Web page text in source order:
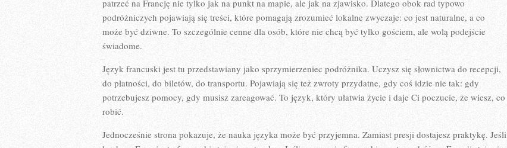
patrzeć na Francję nie tylko jak na punkt na mapie, ale jak na zjawisko. Dlatego obok rad typowo
podróżniczych pojawiają się treści, które pomagają zrozumieć lokalne zwyczaje: co jest naturalne, a co
może być dziwne. To szczególnie cenne dla osób, które nie chcą być tylko gościem, ale wolą podejście
świadome.
Język francuski jest tu przedstawiany jako sprzymierzeniec podróżnika. Uczysz się słownictwa do recepcji,
do płatności, do biletów, do transportu. Pojawiają się też zwroty przydatne, gdy coś idzie nie tak: gdy
potrzebujesz pomocy, gdy musisz zareagować. To język, który ułatwia życie i daje Ci poczucie, że wiesz, co
robić.
Jednocześnie strona pokazuje, że nauka języka może być przyjemna. Zamiast presji dostajesz praktykę. Jeśli